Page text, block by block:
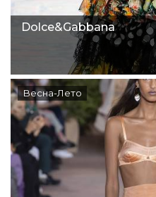
Dolce&Gabbana
Весна-Лето